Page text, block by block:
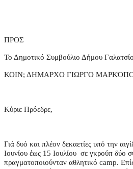
ΠΡΟΣ
Το Δημοτικό Συμβούλιο Δήμου
ΚΟΙΝ; ΔΗΜΑΡΧΟ ΓΙΩΡΓΟ
Κύριε Πρόεδρε,
Γιά δυό και πλέον δεκαετίες υπό την
Ιουνίου έως 15 Ιουλίου σε γκρούπ δύο
πραγματοποιούνταν αθλητικό camp.